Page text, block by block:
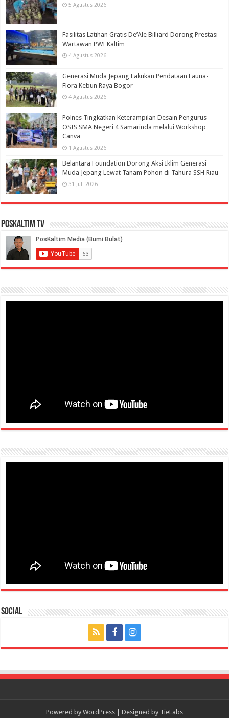
5 Agustus 2026
Fasilitas Latihan Gratis De’Ale Billiard Dorong Prestasi
Wartawan PWI Kaltim
4 Agustus 2026
Generasi Muda Jepang Lakukan Pendataan Fauna-
Flora Kebun Raya Bogor
4 Agustus 2026
Polnes Tingkatkan Keterampilan Desain Pengurus
OSIS SMA Negeri 4 Samarinda melalui Workshop
Canva
1 Agustus 2026
Belantara Foundation Dorong Aksi Iklim Generasi
Muda Jepang Lewat Tanam Pohon di Tahura SSH Riau
31 Juli 2026
PosKaltim TV
Social
Powered by WordPress | Designed by TieLabs